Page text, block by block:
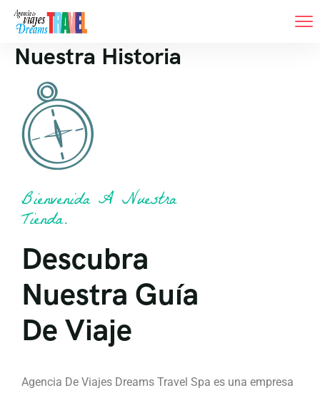
Nuestra Historia
Bienvenida A Nuestra
Tienda.
Descubra
Nuestra Guía
De Viaje
Agencia De Viajes Dreams Travel Spa es una empresa